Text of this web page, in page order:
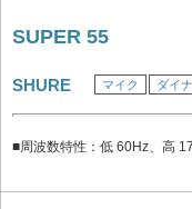
SUPER 55
SHURE マイク ダイ
■周波数特性：低 60Hz、高